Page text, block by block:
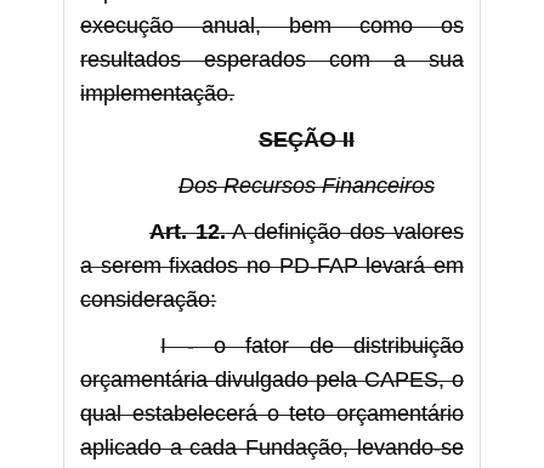
execução anual, bem como os
resultados esperados com a sua
implementação.
SEÇÃO II
Dos Recursos Financeiros
Art. 12.A definição dos valores
a serem fixados no PD-FAP levará em
consideração:
I - o fator de distribuição
orçamentária divulgado pela CAPES, o
qual estabelecerá o teto orçamentário
aplicado a cada Fundação, levando-se